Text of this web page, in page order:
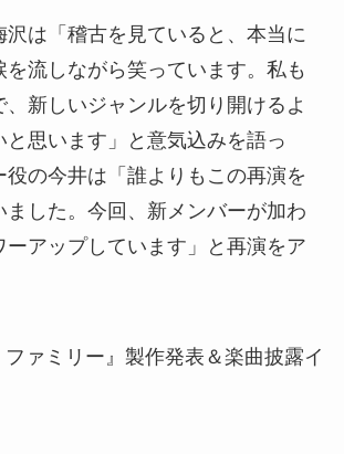
沢は「稽古を見ていると、本当に
を流しながら笑っています。私も
新しいジャンルを切り開けるよ
と思います」と意気込みを語っ
役の今井は「誰よりもこの再演を
ました。今回、新メンバーが加わ
ーアップしています」と再演をア